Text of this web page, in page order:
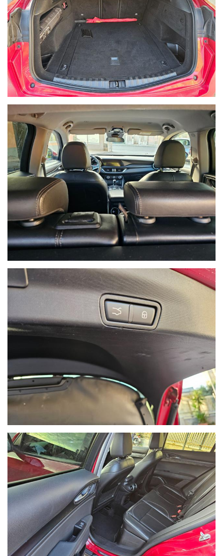
Ho letto e accetto l'informativa privacy*
Acconsento al trattamento dei miei dati per finalità di
marketing
Queste informazioni non saranno condivise con terze parti